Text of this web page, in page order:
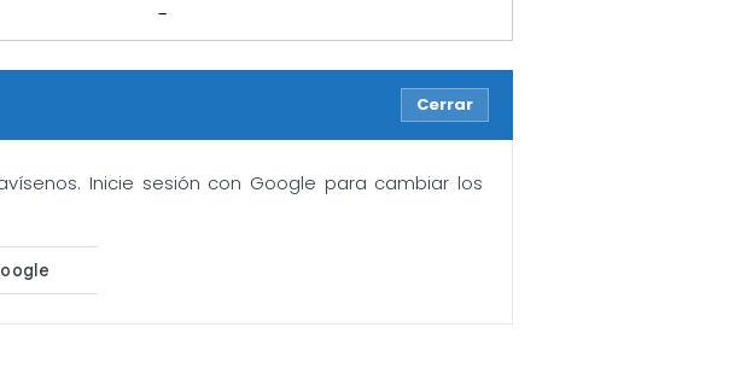
-
Cerrar
Inicie sesión con Google para cambiar los